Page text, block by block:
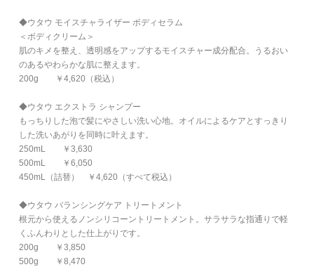
◆ウタウ モイスチャライザー ボディセラム
＜ボディクリーム＞
肌のキメを整え、透明感をアップするモイスチャー成分配合。うるおい
のあるやわらかな肌に整えます。
200g ￥4,620（税込）
◆ウタウ エクストラ シャンプー
もっちりした泡で髪にやさしい洗い心地。オイルによるケアとすっきり
した洗いあがりを同時に叶えます。
250mL ￥3,630
500mL ￥6,050
450mL（詰替） ￥4,620（すべて税込）
◆ウタウ バランシングケア トリートメント
根元から使えるノンシリコーントリートメント。サラサラな指通りで軽
くふんわりとした仕上がりです。
200g ￥3,850
500g ￥8,470